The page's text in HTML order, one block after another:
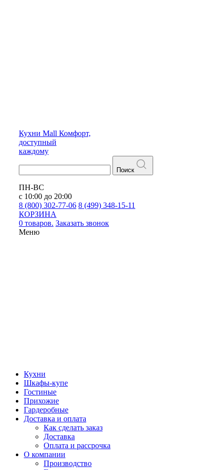
Кухни Mall Комфорт,
доступный
каждому
Поиск
ПН-ВС
с 10:00 до 20:00
8 (800) 302-77-06 8 (499) 348-15-11
КОРЗИНА
0 товаров. Заказать звонок
Меню
Кухни
Шкафы-купе
Гостиные
Прихожие
Гардеробные
Доставка и оплата
Как сделать заказ
Доставка
Оплата и рассрочка
О компании
Производство